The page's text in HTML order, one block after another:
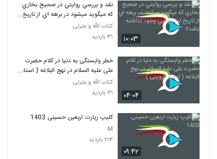
۱۰:۰۳
نقد و بررسي روايتي در صحيح بخاري
که ميگويد ميشود در برهه اي از تاريخ
امام زماني وجود نداشته باشد!!
کتاب الله و عترتی
۳۱ بازدید
۰۴:۰۴
خطر وابستگی به دنیا در کلام حضرت
علی علیه السلام در نهج البلاغه ( استاد
قزوینی )
کتاب الله و عترتی
۳۱ بازدید
۰۹:۴۲
کلیپ زیارت اربعین حسینی 1403
M
۲۱۳ بازدید